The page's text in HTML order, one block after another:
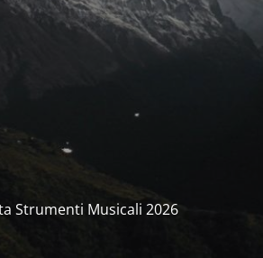
Strumenti Musicali 2026